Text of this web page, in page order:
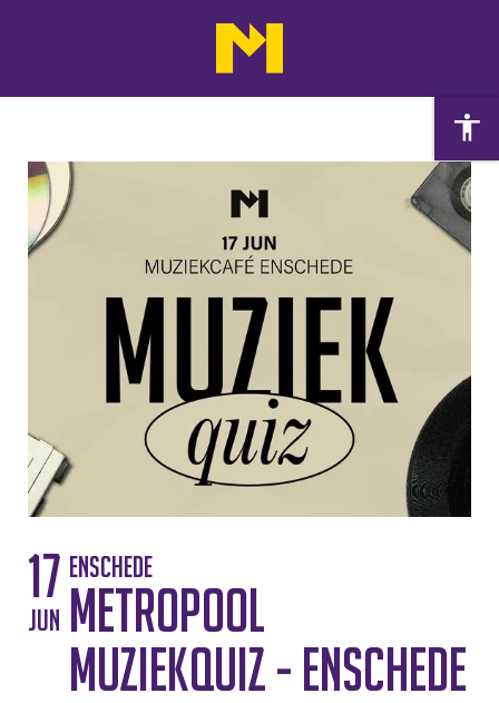
17
jun
Enschede
Metropool
Muziekquiz - Enschede